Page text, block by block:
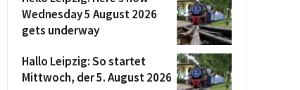
Wednesday 5 August 2026
gets underway
Hallo Leipzig: So startet
Mittwoch, der 5. August 2026